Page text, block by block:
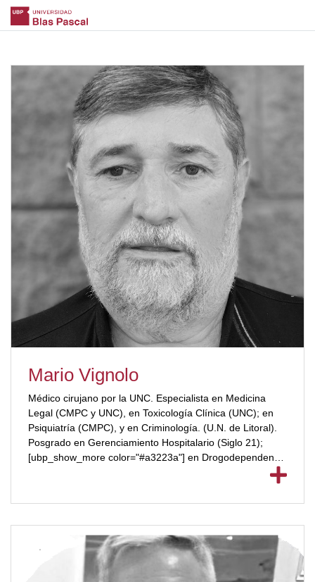
Mario Vignolo
Médico cirujano por la UNC. Especialista en Medicina
Legal (CMPC y UNC), en Toxicología Clínica (UNC); en
Psiquiatría (CMPC), y en Criminología. (U.N. de Litoral).
Posgrado en Gerenciamiento Hospitalario (Siglo 21);
[ubp_show_more color="#a3223a"] en Drogodependencia
(UNC) y en Psiquiatría Forense (UCA). Se desempeña,
Circunscripción Judicial (PIPC). Ha ganado numerosos
Forense. (Guadalajara, octubre de 1998); Nominación
Premio San Francisco de Asis (Año 2008); Premio
Plateado Lockles, XVII Congreso Iberoamericano de